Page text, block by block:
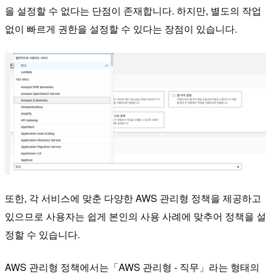
을 설정할 수 없다는 단점이 존재합니다. 하지만, 별도의 작업
없이 빠르게 권한을 설정할 수 있다는 장점이 있습니다.
또한, 각 서비스에 맞춘 다양한 AWS 관리형 정책을 제공하고
있으므로 사용자는 쉽게 본인의 사용 사례에 맞추어 정책을 설
정할 수 있습니다.
AWS 관리형 정책에서는「AWS 관리형 - 직무」라는 형태의